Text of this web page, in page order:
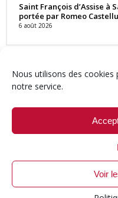
Nous utilisons des
notre service.
Voir
Saint François d’Assise à
portée par Romeo
6 août 2026
© 1999-2026